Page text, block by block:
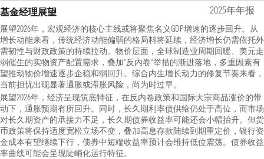
基金经理展望 2025年年报
展望2026年，宏观经济的核心主线或将聚焦名义GDP增速的逐步回升。从
增长动能来看，传统经济动能偏弱的格局料将延续，经济增长仍需依托外
需韧性与财政政策的持续拉动。物价层面，全球制造业周期回暖、美元走
弱催生的实物资产配置需求，叠加“反内卷”举措的渐进落地，多重因素有
望推动物价增速逐步企稳和弱回升。综合内生增长动力的修复节奏来看，
当前担忧出现显著通胀或滞胀风险，尚为时过早。
展望2026年，经济呈现筑底特征，在反内卷政策和国际大宗商品涨价的带
动下，通胀预期有所回升。同时，长久期利率债供给仍处于高位，而市场
对长久期资产的承接力不足，长久期债券收益率可能还会小幅抬升。但货
币政策将保持适度宽松立场不变，叠加高息存款陆续到期重定价，银行资
金成本有望继续下行，债券中短端收益率预计会维持低位震荡。债券收益
率曲线可能会呈现陡峭化运行特征。